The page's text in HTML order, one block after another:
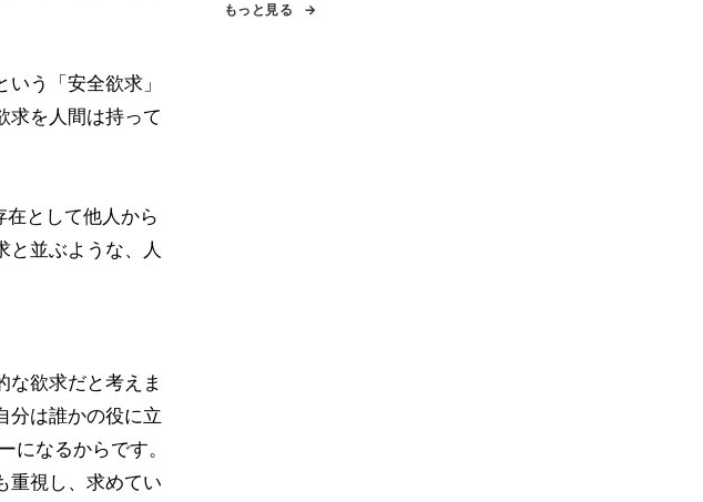
う「安全欲求」
求を人間は持って
として他人から
と並ぶような、人
欲求だと考えま
分は誰かの役に立
になるからです。
重視し、求めてい
もっと見る